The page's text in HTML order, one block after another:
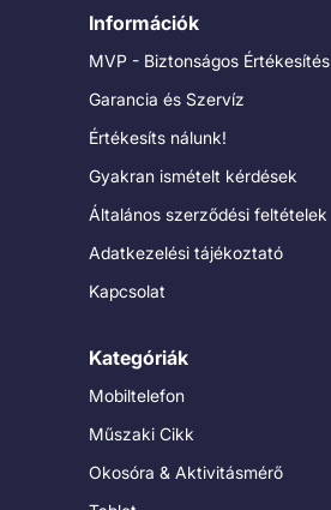
Információk
MVP - Biztonságos Értékesítés
Garancia és Szervíz
Értékesíts nálunk!
Gyakran ismételt kérdések
Általános szerződési feltételek
Adatkezelési tájékoztató
Kapcsolat
Kategóriák
Mobiltelefon
Műszaki Cikk
Okosóra & Aktivitásmérő